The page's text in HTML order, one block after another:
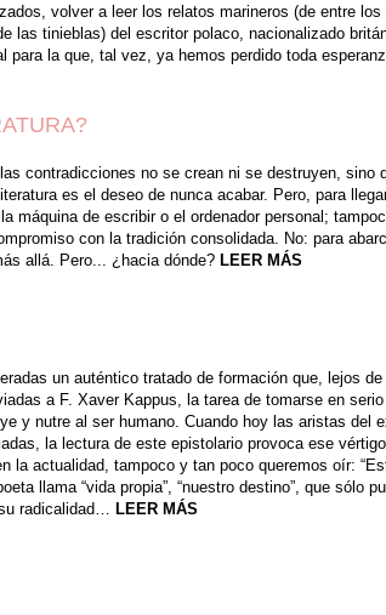
volver a leer los relatos marineros (de entre
las tinieblas) del escritor polaco, nacionalizado
para la que, tal vez, ya hemos perdido toda
contradicciones no se crean ni se destruyen, sino
es el deseo de nunca acabar. Pero, para
máquina de escribir o el ordenador personal;
con la tradición consolidada. No: para
allá. Pero... ¿hacia dónde? LEER MÁS
un auténtico tratado de formación que, lejos
a F. Xaver Kappus, la tarea de tomarse en
y nutre al ser humano. Cuando hoy las aristas del
la lectura de este epistolario provoca ese
la actualidad, tampoco y tan poco queremos oír:
llama “vida propia”, “nuestro destino”, que sólo
radicalidad…
LEER MÁS